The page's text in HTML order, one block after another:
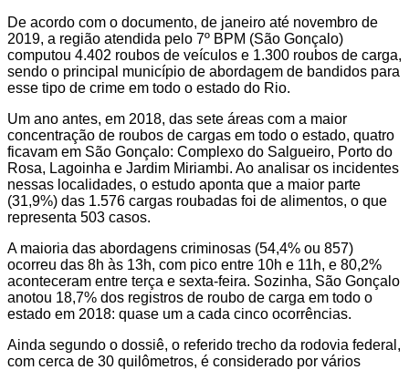
De acordo com o documento, de janeiro até novembro de
2019, a região atendida pelo 7º BPM (São Gonçalo)
computou 4.402 roubos de veículos e 1.300 roubos de carga,
sendo o principal município de abordagem de bandidos para
esse tipo de crime em todo o estado do Rio.
Um ano antes, em 2018, das sete áreas com a maior
concentração de roubos de cargas em todo o estado, quatro
ficavam em São Gonçalo: Complexo do Salgueiro, Porto do
Rosa, Lagoinha e Jardim Miriambi. Ao analisar os incidentes
nessas localidades, o estudo aponta que a maior parte
(31,9%) das 1.576 cargas roubadas foi de alimentos, o que
representa 503 casos.
A maioria das abordagens criminosas (54,4% ou 857)
ocorreu das 8h às 13h, com pico entre 10h e 11h, e 80,2%
aconteceram entre terça e sexta-feira. Sozinha, São Gonçalo
anotou 18,7% dos registros de roubo de carga em todo o
estado em 2018: quase um a cada cinco ocorrências.
Ainda segundo o dossiê, o referido trecho da rodovia federal,
com cerca de 30 quilômetros, é considerado por vários